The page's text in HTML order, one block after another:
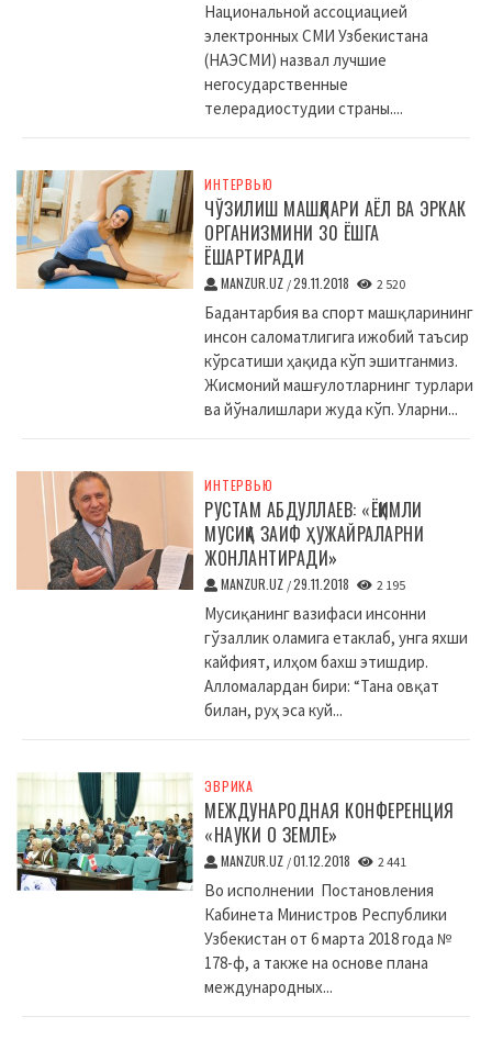
Национальной ассоциацией
электронных СМИ Узбекистана
(НАЭСМИ) назвал лучшие
негосударственные
телерадиостудии страны....
ИНТЕРВЬЮ
ЧЎЗИЛИШ МАШҚЛАРИ АЁЛ ВА ЭРКАК
ОРГАНИЗМИНИ 30 ЁШГА
ЁШАРТИРАДИ
MANZUR.UZ /29.11.2018 2 520
Бадантарбия ва спорт машқларининг
инсон саломатлигига ижобий таъсир
кўрсатиши ҳақида кўп эшитганмиз.
Жисмоний машғулотларнинг турлари
ва йўналишлари жуда кўп. Уларни...
ИНТЕРВЬЮ
РУСТАМ АБДУЛЛАЕВ: «ЁҚИМЛИ
МУСИҚА ЗАИФ ҲУЖАЙРАЛАРНИ
ЖОНЛАНТИРАДИ»
MANZUR.UZ /29.11.2018 2 195
Мусиқанинг вазифаси инсонни
гўзаллик оламига етаклаб, унга яхши
кайфият, илҳом бахш этишдир.
Алломалардан бири: “Тана овқат
билан, руҳ эса куй...
ЭВРИКА
МЕЖДУНАРОДНАЯ КОНФЕРЕНЦИЯ
«НАУКИ О ЗЕМЛЕ»
MANZUR.UZ /01.12.2018 2 441
Во исполнении Постановления
Кабинета Министров Республики
Узбекистан от 6 марта 2018 года №
178-ф, а также на основе плана
международных...